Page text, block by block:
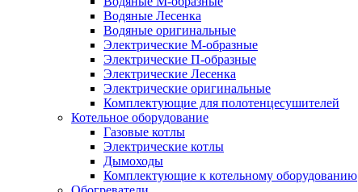
Водяные Лесенка
Водяные оригинальные
Электрические М-образные
Электрические П-образные
Электрические Лесенка
Электрические оригинальные
Комплектующие для полотенцесушителей
Котельное оборудование
Газовые котлы
Электрические котлы
Дымоходы
Комплектующие к котельному оборудованию